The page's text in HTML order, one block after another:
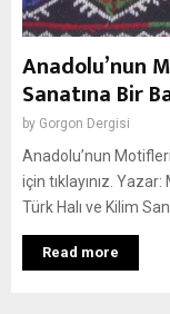
Anadolu’nun
Sanatına Bir
by Gorgon Dergisi
Anadolu’nun
için tıklayınız.
Türk Halı ve Kilim
Read more